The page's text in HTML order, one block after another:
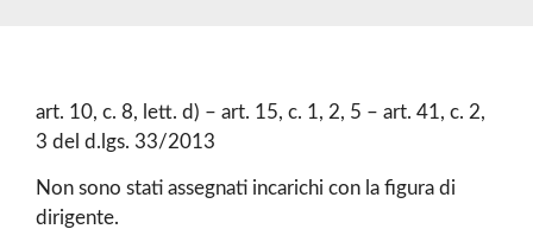
art. 10, c. 8, lett. d) – art. 15, c. 1, 2, 5 – art. 41, c. 2,
3 del d.lgs. 33/2013
Non sono stati assegnati incarichi con la figura di
dirigente.